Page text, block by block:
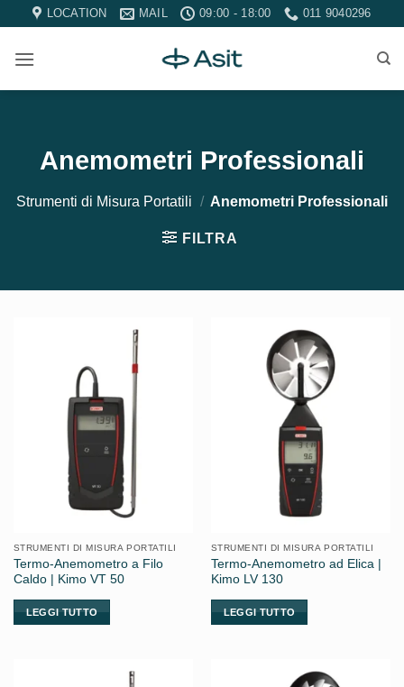
contenuti
LOCATION MAIL 09:00 - 18:00 011 9040296
Anemometri Professionali
Strumenti di Misura Portatili / Anemometri Professionali
FILTRA
STRUMENTI DI MISURA PORTATILI
Termo-Anemometro a Filo
Caldo | Kimo VT 50
LEGGI TUTTO
STRUMENTI DI MISURA PORTATILI
Termo-Anemometro ad Elica |
Kimo LV 130
LEGGI TUTTO